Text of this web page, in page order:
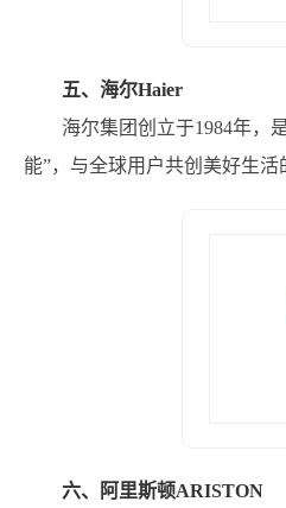
五、海尔Haier
海尔集团创立于1984年，
能”，与全球用户共创美好生
六、阿里斯顿ARISTON